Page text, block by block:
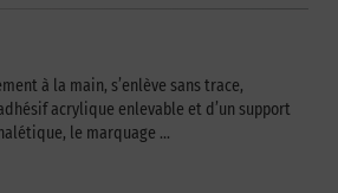
à la main, s’enlève sans trace,
acrylique enlevable et d’un support
le marquage …